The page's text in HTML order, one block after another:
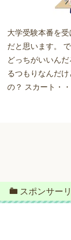
大学受験本番を
だと思います。
どっちがいいん
るつもりなんだ
の？ スカート・・
スポンサー